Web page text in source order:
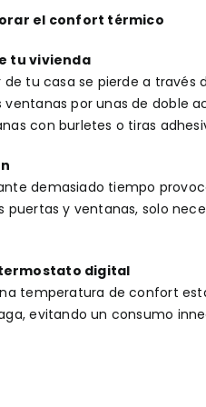
el confort térmico
tu vivienda
de tu casa se pierde a
por unas de doble
con burletes o tiras
demasiado tiempo
y ventanas, solo
digital
temperatura de confort
evitando un consumo